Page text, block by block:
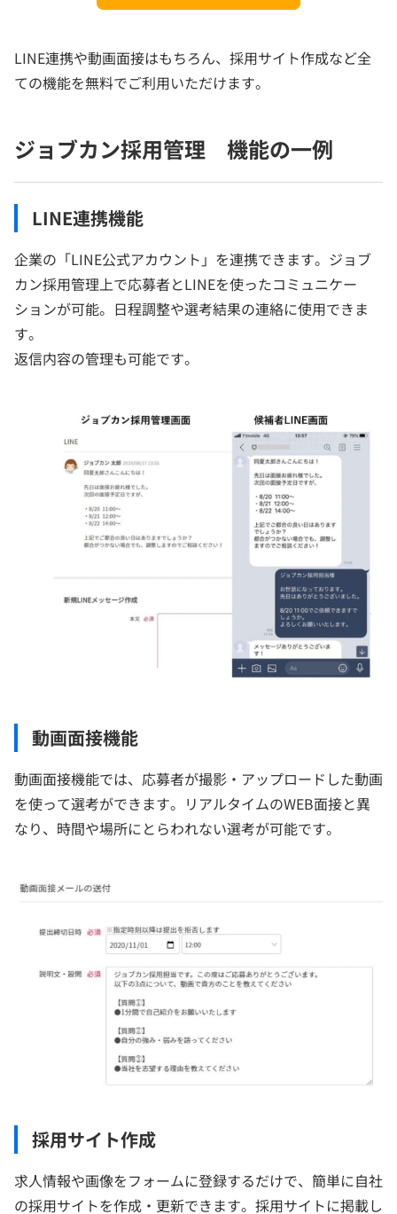
LINE連携や動画面接はもちろん、採用サイト作成など全
ての機能を無料でご利用いただけます。
ジョブカン採用管理 機能の一例
LINE連携機能
企業の「LINE公式アカウント」を連携できます。ジョブ
カン採用管理上で応募者とLINEを使ったコミュニケー
ションが可能。日程調整や選考結果の連絡に使用できま
す。
返信内容の管理も可能です。
動画面接機能
動画面接機能では、応募者が撮影・アップロードした動画
を使って選考ができます。リアルタイムのWEB面接と異
なり、時間や場所にとらわれない選考が可能です。
採用サイト作成
求人情報や画像をフォームに登録するだけで、簡単に自社
の採用サイトを作成・更新できます。採用サイトに掲載し